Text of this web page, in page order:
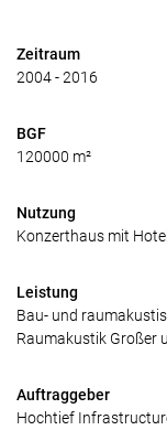
Zeitraum
2004 - 2016
BGF
120000 m²
Nutzung
Konzerthaus mit
Leistung
Bau- und
Raumakustik Großer
Auftraggeber
Hochtief